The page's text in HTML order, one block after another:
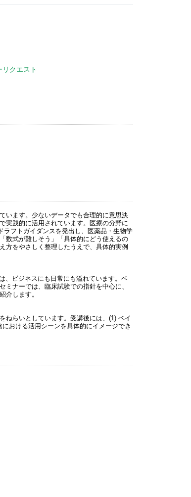
リクエスト
います。少ないデータでも合理的に意思決
実践的に活用されています。医療の分野に
ラフトガイダンスを発出し、医薬品・生物学
数式が難しそう」「具体的にどう使えるの
方をやさしく整理したうえで、具体的実例
、ビジネスにも日常にも溢れています。ベ
ナーでは、臨床試験での指針を中心に、
介します。
ねらいとしています。受講後には、(1) ベイ
おける活用シーンを具体的にイメージでき